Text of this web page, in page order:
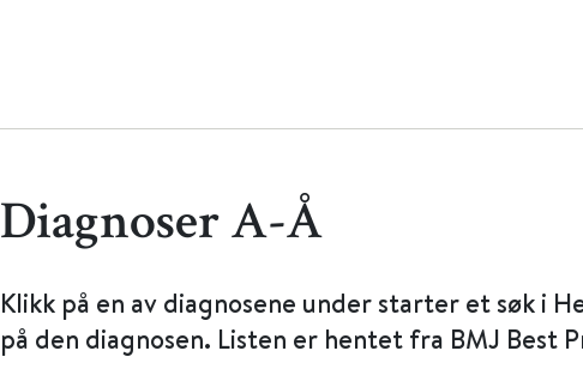
Diagnoser A-Å
Klikk på en av diagnosene under starter et søk i
på den diagnosen. Listen er hentet fra BMJ Best